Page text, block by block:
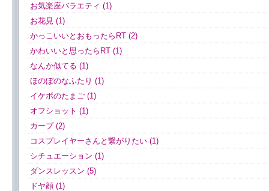
お気楽座バラエティ (1)
お花見 (1)
かっこいいとおもったらRT (2)
かわいいと思ったらRT (1)
なんか似てる (1)
ほのぼのなふたり (1)
イケボのたまご (1)
オフショット (1)
カープ (2)
コスプレイヤーさんと繋がりたい (1)
シチュエーション (1)
ダンスレッスン (5)
ドヤ顔 (1)